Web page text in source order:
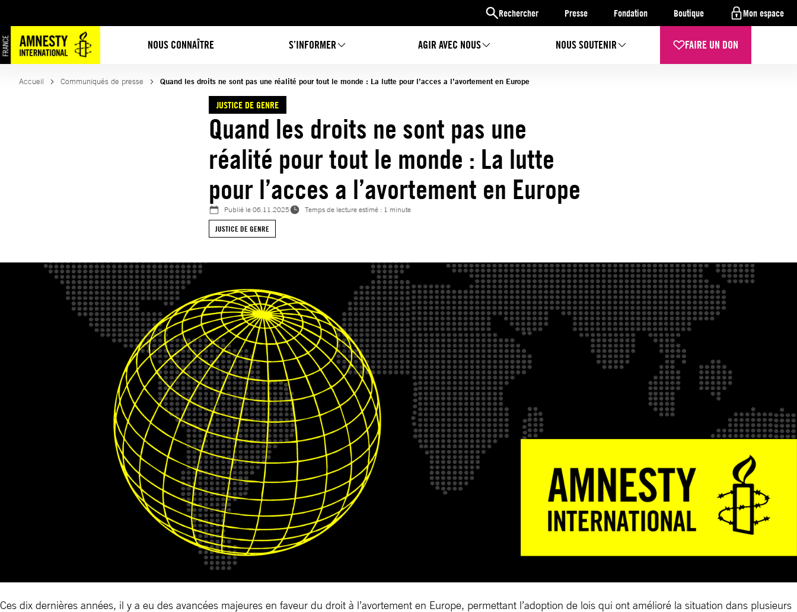
Rechercher Presse Fondation Boutique Mon espace
NOUS CONNAÎTRE S’INFORMER AGIR AVEC NOUS NOUS SOUTENIR FAIRE UN DON
au
contenu
Accueil Communiqués de presse Quand les droits ne sont pas une réalité pour tout le monde : La lutte pour l’acces a l’avortement en Europe
JUSTICE DE GENRE
Quand les droits ne sont pas une
réalité pour tout le monde : La lutte
pour l’acces a l’avortement en Europe
Publié le06.11.2025
Temps de lecture estimé : 1 minute
JUSTICE DE GENRE
Ces dix dernières années, il y a eu des avancées majeures en faveur du droit à l’avortement en Europe, permettant l’adoption de lois qui ont amélioré la situation dans plusieurs